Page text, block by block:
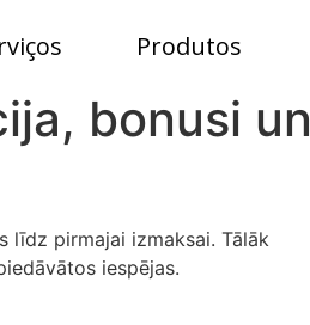
Produtos
bonusi un
līdz pirmajai izmaksai. Tālāk
iespējas.